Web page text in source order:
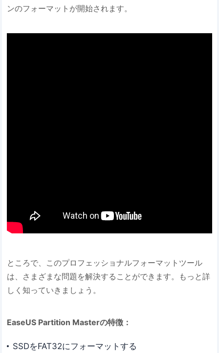
ンのフォーマットが開始されます。
ところで、このプロフェッショナルフォーマットツール
は、さまざまな問題を解決することができます。もっと詳
しく知っていきましょう。
EaseUS Partition Masterの特徴：
SSDをFAT32にフォーマットする